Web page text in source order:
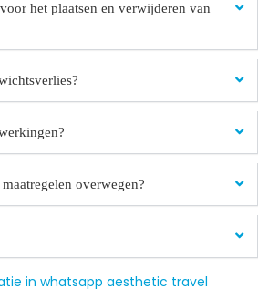
het plaatsen en verwijderen van
overwegen?